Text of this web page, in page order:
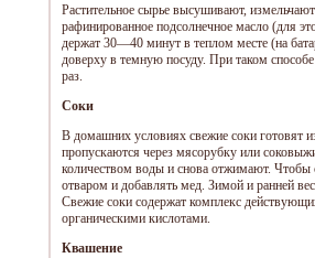
Растительное сырье высушивают,
рафинированное подсолнечное масло (для
держат 30—40 минут в теплом месте (на
доверху в темную посуду. При таком
раз.
Соки
В домашних условиях свежие соки готовят
пропускаются через мясорубку или
количеством воды и снова отжимают. Чтобы
отваром и добавлять мед. Зимой и ранней
Свежие соки содержат комплекс
органическими кислотами.
Квашение